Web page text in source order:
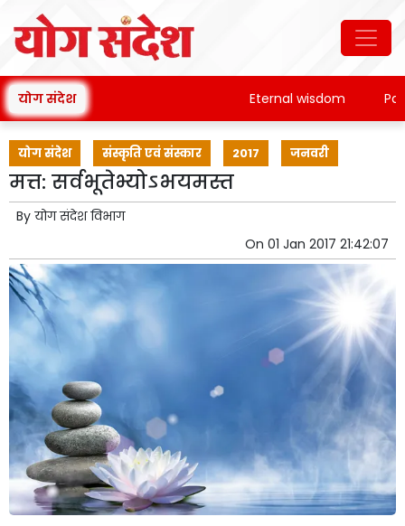
योग संदेश Eternal wisdom
योग संदेश संस्कृति एवं संस्कार 2017 जनवरी
मत्त: सर्वभूतेभ्योऽभयमस्त
By योग संदेश विभाग
On 01 Jan 2017 21:42:07